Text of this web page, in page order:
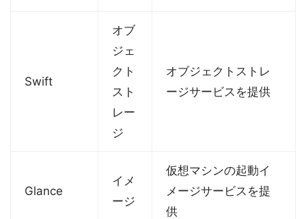
Swift
オブ
ジェ
クト
スト
レー
ジ
オブジェクトストレ
ージサービスを提供
Glance
イメ
ージ
仮想マシンの起動イ
メージサービスを提
供